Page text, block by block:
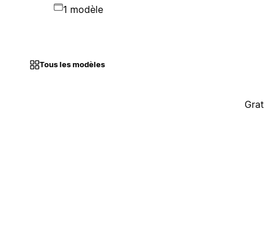
1 modèle
Tous les modèles